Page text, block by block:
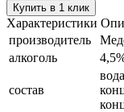
Купить в 1 клик
Характеристики
производитель
алкоголь
состав